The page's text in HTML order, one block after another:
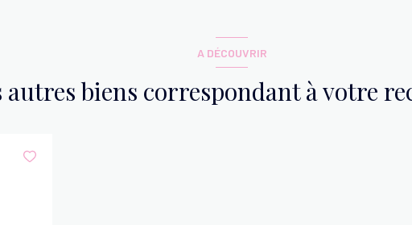
A DÉCOUVRIR
autres biens correspondant à votre